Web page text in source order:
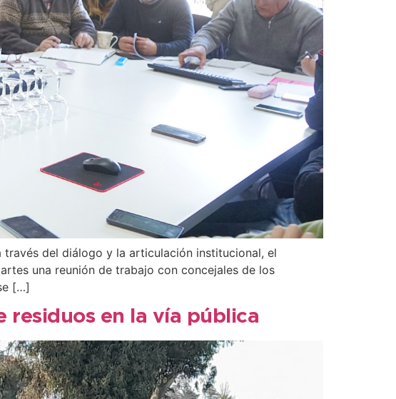
del diálogo y la articulación institucional, el
una reunión de trabajo con concejales de los
[…]
residuos en la vía pública